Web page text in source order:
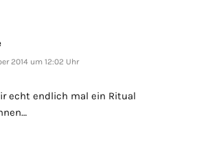
2014 um 12:02 Uhr
echt endlich mal ein Ritual